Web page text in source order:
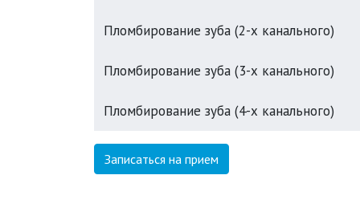
Пломбирование зуба (2-х канального)
Пломбирование зуба (3-х канального)
Пломбирование зуба (4-х канального)
Записаться на прием